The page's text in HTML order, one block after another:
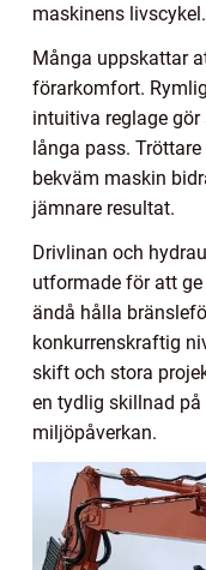
maskinens livscykel.
Många uppskattar
förarkomfort.
intuitiva reglage gör
långa pass.
bekväm maskin
jämnare resultat.
Drivlinan och
utformade för att
ändå hålla
konkurrenskraftig
skift och stora
en tydlig skillnad
miljöpåverkan.